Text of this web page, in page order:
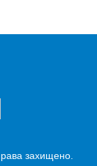
захищено.